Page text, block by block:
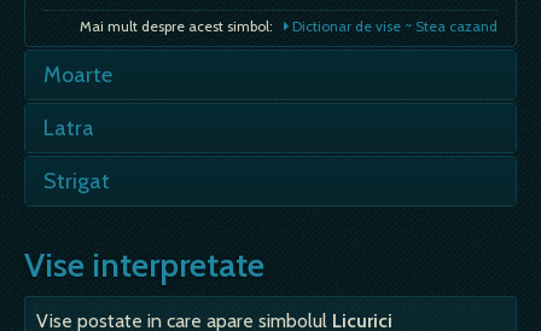
Mai mult despre acest simbol: Dictionar de vise ~ Stea cazand
Moarte
etape, ducerea la bun sfarsit a unor
normal al evenimenmtelor; Violenta -
si modul de moarte- sufocare,…
Mai mult despre acest simbol: Dictionar de vise ~ Moarte
Latra
ia lumea la ochi, fii atent; - vesti despre
transmite semnale foarte neplacute.…
Mai mult despre acest simbol: Dictionar de vise ~ Latra
Strigat
insoteste o stare de emotie care
provoaca o reactie de ingrijorare, ba chiar
de spaima sau de suferinta, de bucurie si
Vise interpretate
Vise postate in care apare simbolul Licurici